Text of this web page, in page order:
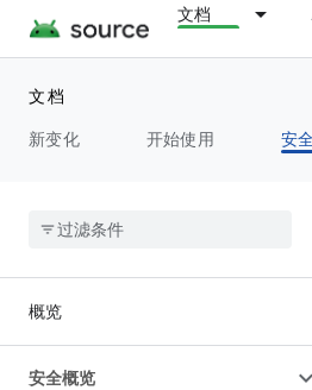
文档
文档
新变化
开始使用 安
概览
安全概览